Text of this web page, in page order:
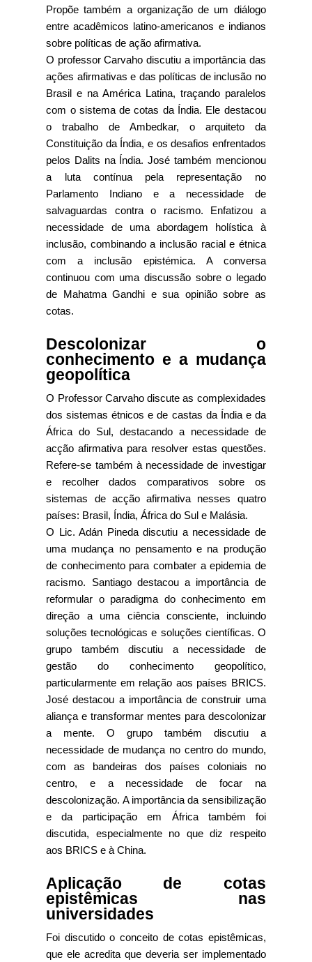
Propõe também a organização de um diálogo
entre acadêmicos latino-americanos e indianos
sobre políticas de ação afirmativa.
O professor Carvaho discutiu a importância das
ações afirmativas e das políticas de inclusão no
Brasil e na América Latina, traçando paralelos
com o sistema de cotas da Índia. Ele destacou
o trabalho de Ambedkar, o arquiteto da
Constituição da Índia, e os desafios enfrentados
pelos Dalits na Índia. José também mencionou
a luta contínua pela representação no
Parlamento Indiano e a necessidade de
salvaguardas contra o racismo. Enfatizou a
necessidade de uma abordagem holística à
inclusão, combinando a inclusão racial e étnica
com a inclusão epistémica. A conversa
continuou com uma discussão sobre o legado
de Mahatma Gandhi e sua opinião sobre as
cotas.
Descolonizar o
conhecimento e a mudança
geopolítica
O Professor Carvaho discute as complexidades
dos sistemas étnicos e de castas da Índia e da
África do Sul, destacando a necessidade de
acção afirmativa para resolver estas questões.
Refere-se também à necessidade de investigar
e recolher dados comparativos sobre os
sistemas de acção afirmativa nesses quatro
países: Brasil, Índia, África do Sul e Malásia.
O Lic. Adán Pineda discutiu a necessidade de
uma mudança no pensamento e na produção
de conhecimento para combater a epidemia de
racismo. Santiago destacou a importância de
reformular o paradigma do conhecimento em
direção a uma ciência consciente, incluindo
soluções tecnológicas e soluções científicas. O
grupo também discutiu a necessidade de
gestão do conhecimento geopolítico,
particularmente em relação aos países BRICS.
José destacou a importância de construir uma
aliança e transformar mentes para descolonizar
a mente. O grupo também discutiu a
necessidade de mudança no centro do mundo,
com as bandeiras dos países coloniais no
centro, e a necessidade de focar na
descolonização. A importância da sensibilização
e da participação em África também foi
discutida, especialmente no que diz respeito
aos BRICS e à China.
Aplicação de cotas
epistêmicas nas
universidades
Foi discutido o conceito de cotas epistêmicas,
que ele acredita que deveria ser implementado